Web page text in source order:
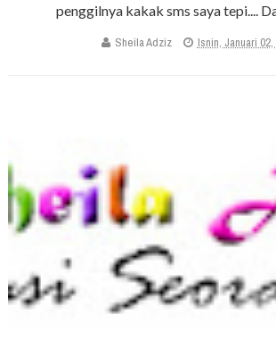
penggilnya kakak sms saya tepi....
Sheila Adziz Isnin, Januari 02,